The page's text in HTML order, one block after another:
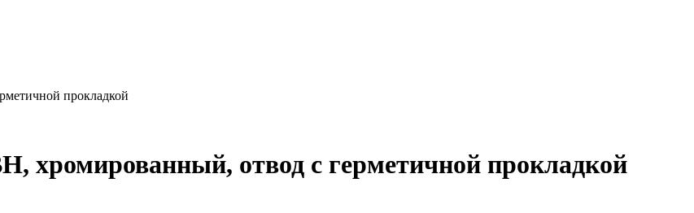
прокладкой
хромированный, отвод с герметичной прокладкой